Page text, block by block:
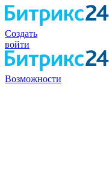
Создать
войти
Возможности